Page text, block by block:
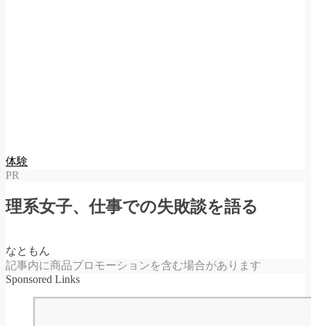
体験
PR
理系女子、仕事での失敗談を語る
なともん
記事内に商品プロモーションを含む場合があります
Sponsored Links